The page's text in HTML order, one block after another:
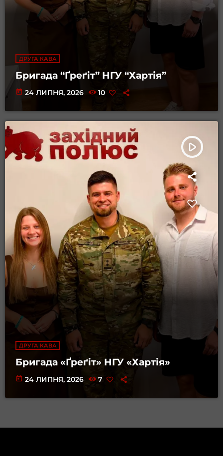
ДРУГА КАВА
Бригада “Ґреґіт” НГУ “Хартія”
today 24 ЛИПНЯ, 2026 10
play_arrow
ДРУГА КАВА
Бригада «Ґреґіт» НГУ «Хартія»
today 24 ЛИПНЯ, 2026 7